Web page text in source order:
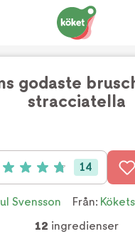
godaste
stracciatella
4.8 av 5 (14 röster)
14
Svensson Från:
12 ingredienser